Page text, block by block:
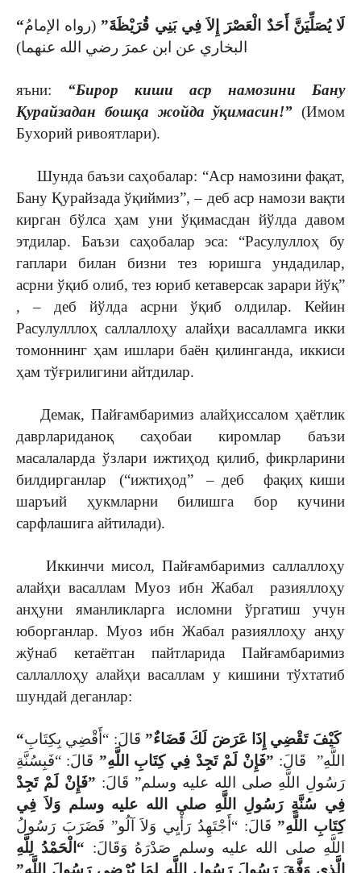
“لَا يُصَلِّيَنَّ أَحَدٌ الْعَصْرَ إِلاَ فِي بَنِي قُرَيْظَةَ”(رواه الإمامُ
البخاري عن ابن عمرَ رضي الله عنهما)
яъни: “Бирор киши аср намозини Бану
Қурайзадан бошқа жойда ўқимасин!” (Имом
Бухорий ривоятлари).
Шунда баъзи саҳобалар: “Аср намозини фақат,
Бану Қурайзада ўқиймиз”, – деб аср намози вақти
кирган бўлса ҳам уни ўқимасдан йўлда давом
этдилар. Баъзи саҳобалар эса: “Расулуллоҳ бу
гаплари билан бизни тез юришга ундадилар,
асрни ўқиб олиб, тез юриб кетаверсак зарари йўқ”
, – деб йўлда асрни ўқиб олдилар. Кейин
Расулулллоҳ саллаллоҳу алайҳи васалламга икки
томоннинг ҳам ишлари баён қилинганда, иккиси
ҳам тўғрилигини айтдилар.
Демак, Пайғамбаримиз алайҳиссалом ҳаётлик
даврлариданоқ саҳобаи киромлар баъзи
масалаларда ўзлари ижтиҳод қилиб, фикрларини
билдирганлар (“ижтиҳод” – деб фақиҳ киши
шаръий ҳукмларни билишга бор кучини
сарфлашига айтилади).
Иккинчи мисол, Пайғамбаримиз саллаллоҳу
алайҳи васаллам Муоз ибн Жабал разияллоҳу
анҳуни яманликларга исломни ўргатиш учун
юборганлар. Муоз ибн Жабал разияллоҳу анҳу
жўнаб кетаётган пайтларида Пайғамбаримиз
саллаллоҳу алайҳи васаллам у кишини тўхтатиб
шундай деганлар:
“ ‏ كَيْفَ تَقْضِي إِذَا عَرَضَ لَكَ قَضَاءٌ‏”‏‏ قَالَ: “أَقْضِي بِكِتَابِ
اللَّهِ” ‏ قَالَ: ‏”‏فَإِنْ لَمْ تَجِدْ فِي كِتَابِ اللَّهِ‏” ‏ قَالَ: “فَبِسُنَّةِ
رَسُولِ اللَّهِ صلى الله عليه وسلم”‏ قَالَ: ‏”‏فَإِنْ لَمْ تَجِدْ
فِي سُنَّةِ رَسُولِ اللَّهِ صلى الله عليه وسلم وَلاَ فِي
كِتَابِ اللَّهِ‏”‏‏ قَالَ: “أَجْتَهِدُ رَأْيِي وَلاَ آلُو” فَضَرَبَ رَسُولُ
اللَّهِ صلى الله عليه وسلم صَدْرَهُ وَقَالَ: ‏ “‏الْحَمْدُ لِلَّهِ
الَّذِي وَفَّقَ رَسُولَ رَسُولِ اللَّهِ لِمَا يُرْضِي رَسُولَ اللَّهِ”